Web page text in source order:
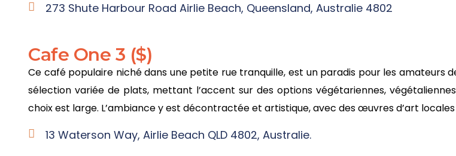
273 Shute Harbour Road Airlie Beach, Queensland, Australie 4802
Cafe One 3 ($)
Ce café populaire niché dans une petite rue tranquille, est un paradis pour les amateurs
sélection variée de plats, mettant l’accent sur des options végétariennes,
choix est large. L’ambiance y est décontractée et artistique, avec des œuvres d’art
13 Waterson Way, Airlie Beach QLD 4802, Australie.